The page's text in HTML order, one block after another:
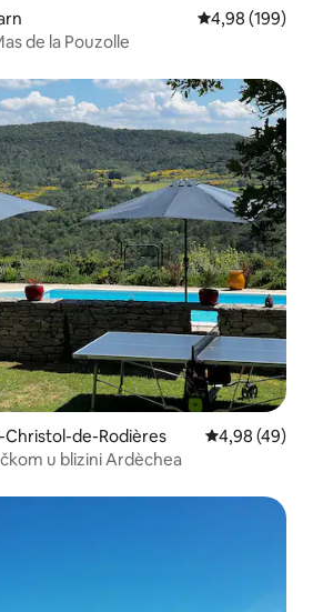
Prosječna
4,98 (199)
de la Pouzolle
s oznakom „Odabrali gosti”
Christol-de-Rodières Prosječna
4,98 (49)
u blizini Ardèchea
s oznakom „Odabrali gosti”